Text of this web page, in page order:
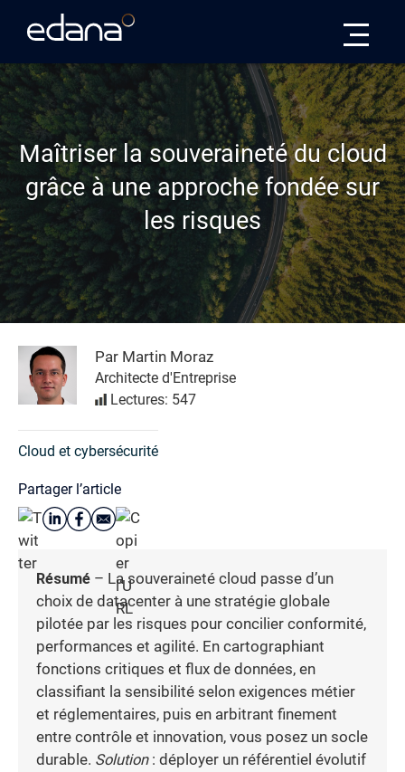
Maîtriser la souveraineté du cloud
grâce à une approche fondée sur
les risques
Par Martin Moraz
Architecte d'Entreprise
Lectures: 547
Cloud et cybersécurité
Partager l’article
Résumé – La souveraineté cloud passe d’un
choix de datacenter à une stratégie globale
pilotée par les risques pour concilier conformité,
performances et agilité. En cartographiant
fonctions critiques et flux de données, en
classifiant la sensibilité selon exigences métier
et réglementaires, puis en arbitrant finement
entre contrôle et innovation, vous posez un socle
durable. Solution: déployer un référentiel évolutif